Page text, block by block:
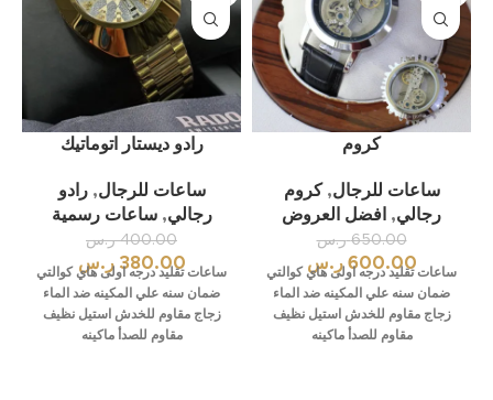
كروم
ساعات للرجال,كروم
رجالي, افضل العروض
650.00 ر.س
600.00 ر.س
ساعات تقليد درجه اولى هاي كوالتي
ضمان سنه علي المكينه ضد الماء
زجاج مقاوم للخدش استيل نظيف
مقاوم للصدأ ماكينه
رادو ديستار اتوماتيك
ساعات للرجال,رادو
رجالي,ساعات رسمية
400.00 ر.س
380.00 ر.س
ساعات تقليد درجه اولى هاي كوالتي
ضمان سنه علي المكينه ضد الماء
زجاج مقاوم للخدش استيل نظيف
مقاوم للصدأ ماكينه